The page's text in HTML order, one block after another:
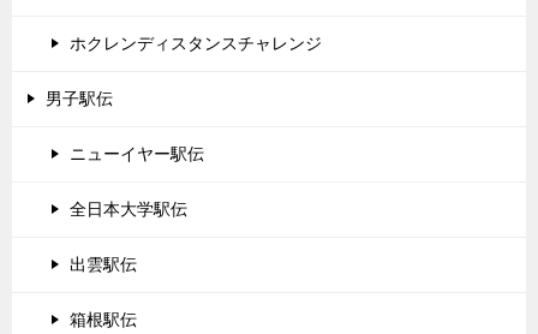
ホクレンディスタンスチャレンジ
男子駅伝
ニューイヤー駅伝
全日本大学駅伝
出雲駅伝
箱根駅伝